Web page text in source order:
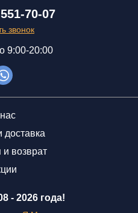
70-07
звонок
9:00-20:00
- 2026 года!
доставка
и возврат